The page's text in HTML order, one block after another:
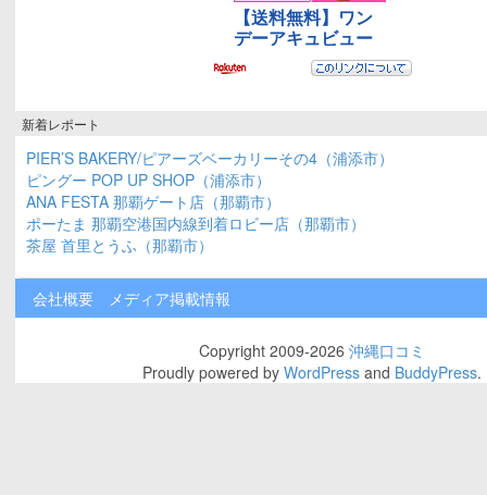
新着レポート
PIER’S BAKERY/ピアーズベーカリーその4（浦添市）
ピングー POP UP SHOP（浦添市）
ANA FESTA 那覇ゲート店（那覇市）
ポーたま 那覇空港国内線到着ロビー店（那覇市）
茶屋 首里とうふ（那覇市）
会社概要 メディア掲載情報
Copyright 2009-2026 沖縄口コミ
Proudly powered by WordPressand BuddyPress.